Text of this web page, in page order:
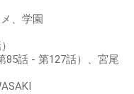
、学園
85話 - 第127話）、宮尾